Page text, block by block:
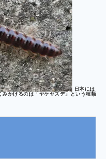
日本には
かけるのは「ヤケヤスデ」という種類